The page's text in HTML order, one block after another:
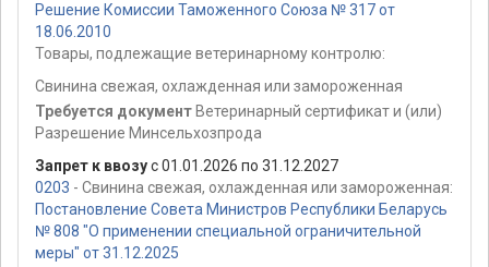
Решение Комиссии Таможенного Союза № 317 от
18.06.2010
Товары, подлежащие ветеринарному контролю:
Свинина свежая, охлажденная или замороженная
Требуется документ Ветеринарный сертификат и (или)
Разрешение Минсельхозпрода
Запрет к ввозус 01.01.2026 по 31.12.2027
0203 - Свинина свежая, охлажденная или замороженная:
Постановление Совета Министров Республики Беларусь
№ 808 "О применении специальной ограничительной
меры" от 31.12.2025